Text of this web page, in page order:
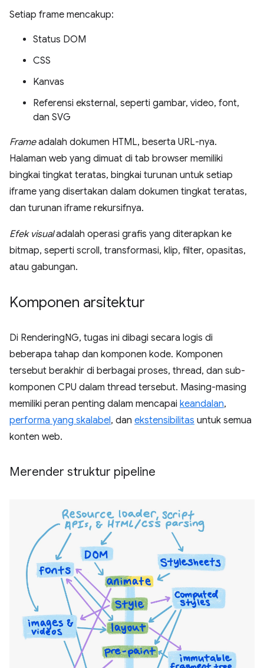
Setiap frame mencakup:
Status DOM
CSS
Kanvas
Referensi eksternal, seperti gambar, video, font,
dan SVG
Frameadalah dokumen HTML, beserta URL-nya.
Halaman web yang dimuat di tab browser memiliki
bingkai tingkat teratas, bingkai turunan untuk setiap
iframe yang disertakan dalam dokumen tingkat teratas,
dan turunan iframe rekursifnya.
Efek visualadalah operasi grafis yang diterapkan ke
bitmap, seperti scroll, transformasi, klip, filter, opasitas,
atau gabungan.
Komponen arsitektur
Di RenderingNG, tugas ini dibagi secara logis di
beberapa tahap dan komponen kode. Komponen
tersebut berakhir di berbagai proses, thread, dan sub-
komponen CPU dalam thread tersebut. Masing-masing
memiliki peran penting dalam mencapai keandalan,
performa yang skalabel, dan ekstensibilitas untuk semua
konten web.
Merender struktur pipeline